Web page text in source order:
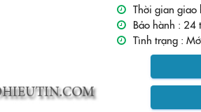
Thời gian giao
Bảo hành : 24
Tình trạng :